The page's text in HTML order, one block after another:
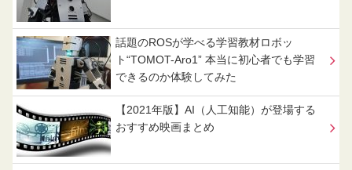
話題のROSが学べる学習教材ロボッ
ト“TOMOT-Aro1” 本当に初心者でも学習
できるのか体験してみた
【2021年版】AI（人工知能）が登場する
おすすめ映画まとめ